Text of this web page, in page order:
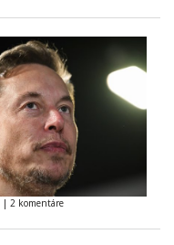
| 2 komentáre